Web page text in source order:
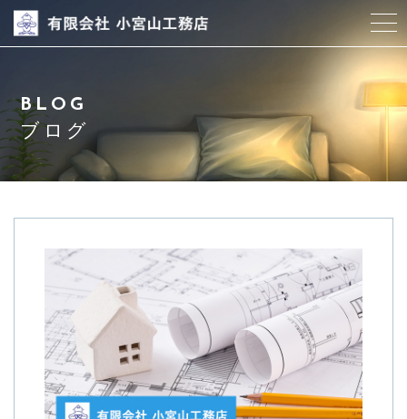
企画商品
サービス紹介
仕様書
ブログ
スタッフ
BLOG
ブログ